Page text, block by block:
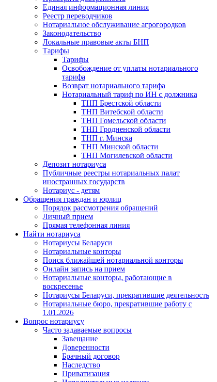
Единая информационная линия
Реестр переводчиков
Нотариальное обслуживание агрогородков
Законодательство
Локальные правовые акты БНП
Тарифы
Тарифы
Освобождение от уплаты нотариального
тарифа
Возврат нотариального тарифа
Нотариальный тариф по ИН с должника
ТНП Брестской области
ТНП Витебской области
ТНП Гомельской области
ТНП Гродненской области
ТНП г. Минска
ТНП Минской области
ТНП Могилевской области
Депозит нотариуса
Публичные реестры нотариальных палат
иностранных государств
Нотариус - детям
Обращения граждан и юрлиц
Порядок рассмотрения обращений
Личный прием
Прямая телефонная линия
Найти нотариуса
Нотариусы Беларуси
Нотариальные конторы
Поиск ближайшей нотариальной конторы
Онлайн запись на прием
Нотариальные конторы, работающие в
воскресенье
Нотариусы Беларуси, прекратившие деятельность
Нотариальные бюро, прекратившие работу с
1.01.2026
Вопрос нотариусу
Часто задаваемые вопросы
Завещание
Доверенности
Брачный договор
Наследство
Приватизация